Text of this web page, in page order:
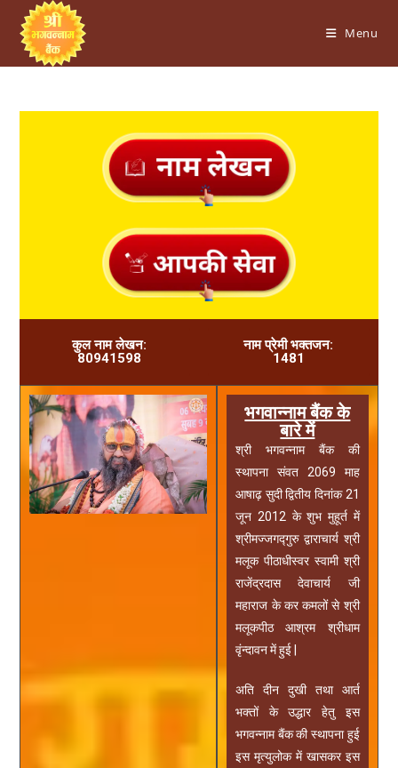
Menu
कुल नाम लेखन:
80941598
नाम प्रेमी भक्तजन:
1481
भगवान्नाम बैंक के
बारे में
श्री भगवन्नाम बैंक की
स्थापना संवत 2069 माह
आषाढ़ सुदी द्वितीय दिनांक 21
जून 2012 के शुभ मुहूर्त में
श्रीमज्जगद्गुरु द्वाराचार्य श्री
मलूक पीठाधीस्वर स्वामी श्री
राजेंद्रदास देवाचार्य जी
महाराज के कर कमलों से श्री
मलूकपीठ आश्रम श्रीधाम
वृंन्दावन में हुई |
अति दीन दुखी तथा आर्त
भक्तों के उद्धार हेतु इस
भगवन्नाम बैंक की स्थापना हुई
इस मृत्युलोक में खासकर इस